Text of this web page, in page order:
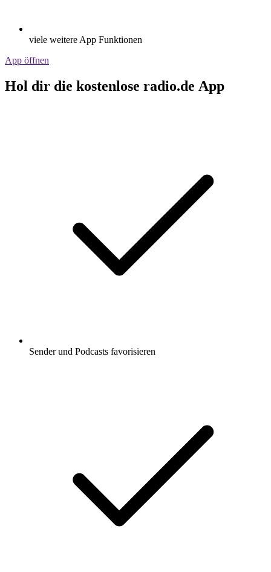
viele weitere App Funktionen
App öffnen
Hol dir die kostenlose radio.de App
Sender und Podcasts favorisieren